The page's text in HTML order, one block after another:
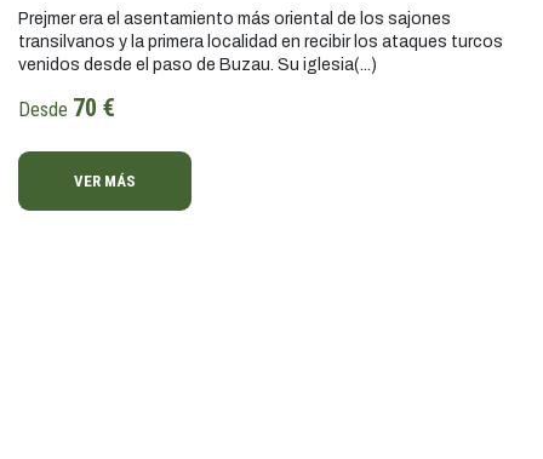
Prejmer era el asentamiento más oriental de los sajones
transilvanos y la primera localidad en recibir los ataques turcos
venidos desde el paso de Buzau. Su iglesia(...)
Desde 70 €
VER MÁS